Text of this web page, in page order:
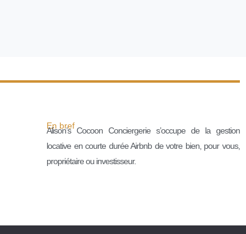
En bref
Alison’s Cocoon Conciergerie s’occupe de la gestion
locative en courte durée Airbnb de votre bien, pour vous,
propriétaire ou investisseur.